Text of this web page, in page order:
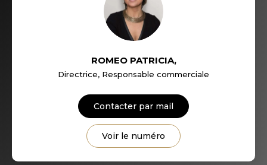
ROMEO PATRICIA,
Directrice, Responsable commerciale
Contacter par mail
Voir le numéro